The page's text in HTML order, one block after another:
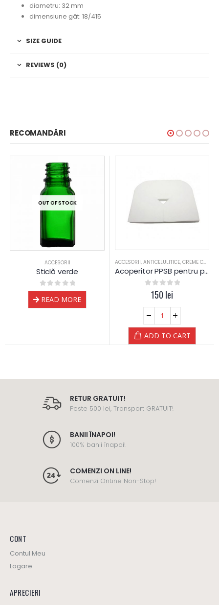
diametru: 32 mm
dimensiune gât: 18/415
SIZE GUIDE
REVIEWS (0)
RECOMANDĂRI
OUT OF STOCK
ACCESORII
Sticlă verde
0out of 5
READ MORE
ACCESORII, ANTICELULITICE, CREME CORPORALE
Acoperitor PPSB pentru protectia zonei capului la masa de masaj 30 x 30 cm
out of 5
150 lei
ADD TO CART
RETUR GRATUIT!
Peste 500 lei, Transport GRATUIT!
BANII ÎNAPOI!
100% banii înapoi!
COMENZI ON LINE!
Comenzi OnLine Non-Stop!
CONT
Logare
APRECIERI